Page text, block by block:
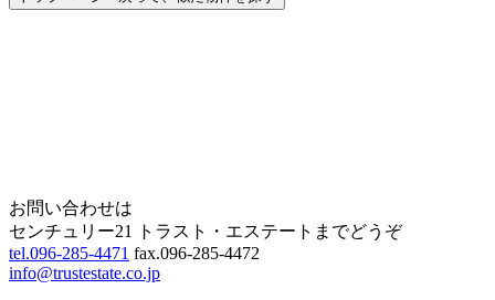
お問い合わせは
センチュリー21 トラスト・エステートまでどうぞ
tel.096-285-4471 fax.096-285-4472
info@trustestate.co.jp